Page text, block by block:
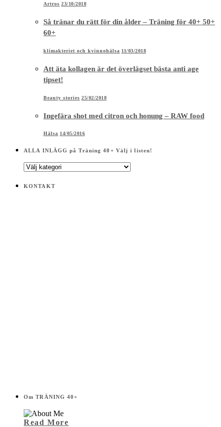
Artros 23/10/2018
Så tränar du rätt för din ålder – Träning för 40+ 50+
60+
klimakteriet och kvinnohälsa 11/03/2018
Att äta kollagen är det överlägset bästa anti age
tipset!
Beauty stories 25/02/2018
Ingefära shot med citron och honung – RAW food
Hälsa 14/05/2016
ALLA INLÄGG på Träning 40+ Välj i listen!
ALLA
på
KONTAKT
Om TRÄNING 40+
Read More